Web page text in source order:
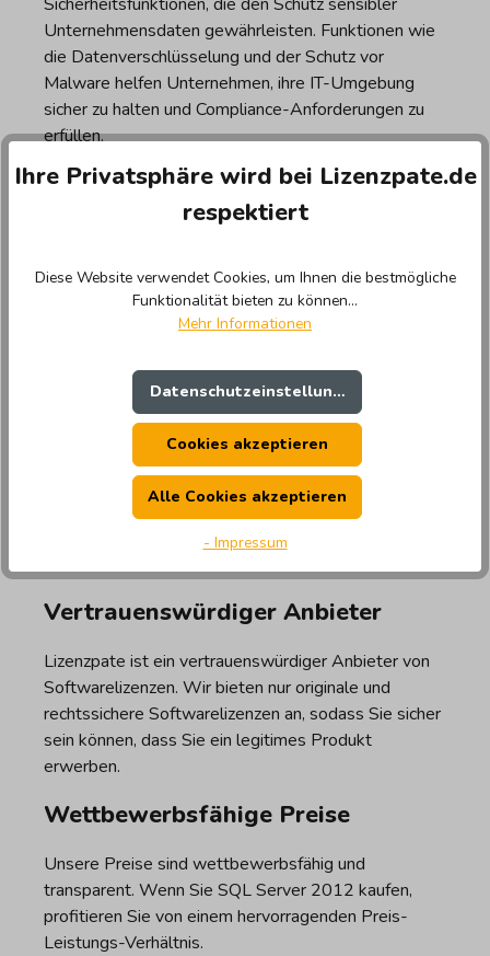
Unternehmensdaten gewährleisten. Funktionen wie
die Datenverschlüsselung und der Schutz vor
Malware helfen Unternehmen, ihre IT-Umgebung
sicher zu halten und Compliance-Anforderungen zu
erfüllen.
Skalierbarkeit und Flexibilität
Infrastruktur an ihre wachsenden Bedürfnisse
anpassen. Mit der Unterstützung von Cloud-
Diensten und der Kompatibilität mit einer Vielzahl
von Geschäftsanwendungen können Unternehmen
ihre IT-Ressourcen effizient verwalten.
SQL Server 2012 kaufen bei
Lizenzpate: Das bieten wir
unseren Kunden
Vertrauenswürdiger Anbieter
Lizenzpate ist ein vertrauenswürdiger Anbieter von
Softwarelizenzen. Wir bieten nur originale und
rechtssichere Softwarelizenzen an, sodass Sie sicher
sein können, dass Sie ein legitimes Produkt
erwerben.
Wettbewerbsfähige Preise
Unsere Preise sind wettbewerbsfähig und
transparent. Wenn Sie SQL Server 2012 kaufen,
profitieren Sie von einem hervorragenden Preis-
Leistungs-Verhältnis.
Ihre Privatsphäre wird bei Lizenzpate.de
respektiert
Diese Website verwendet Cookies, um Ihnen die bestmögliche
Funktionalität bieten zu können...
Mehr Informationen
Datenschutzeinstellungen
Cookies akzeptieren
Alle Cookies akzeptieren
- Impressum